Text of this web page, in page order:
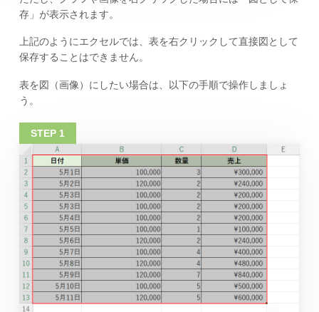
存」が表示されます。
上記のようにエクセルでは、表を右クリックして直接図として
保存することはできません。
表を図（画像）にしたい場合は、以下の手順で操作しましょ
う。